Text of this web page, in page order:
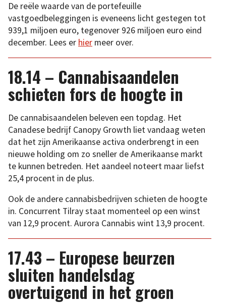
De reële waarde van de portefeuille
vastgoedbeleggingen is eveneens licht gestegen tot
939,1 miljoen euro, tegenover 926 miljoen euro eind
december. Lees er hier meer over.
18.14 – Cannabisaandelen
schieten fors de hoogte in
De cannabisaandelen beleven een topdag. Het
Canadese bedrijf Canopy Growth liet vandaag weten
dat het zijn Amerikaanse activa onderbrengt in een
nieuwe holding om zo sneller de Amerikaanse markt
te kunnen betreden. Het aandeel noteert maar liefst
25,4 procent in de plus.
Ook de andere cannabisbedrijven schieten de hoogte
in. Concurrent Tilray staat momenteel op een winst
van 12,9 procent. Aurora Cannabis wint 13,9 procent.
17.43 – Europese beurzen
sluiten handelsdag
overtuigend in het groen